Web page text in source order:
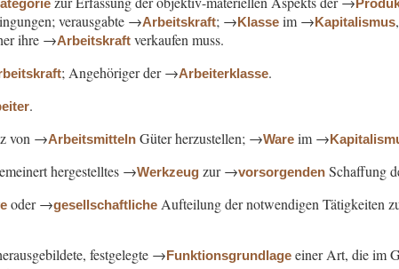
verausgabte →Arbeitskraft; →Klasse im →Kapitalismus
ihre →Arbeitskraft verkaufen muss.
; Angehöriger der →Arbeiterklasse.
.
von →Arbeitsmitteln Güter herzustellen; →Ware im →
hergestelltes →Werkzeug zur →vorsorgenden Schaffung
oder →gesellschaftliche Aufteilung der notwendigen Tätigkeiten
festgelegte →Funktionsgrundlage einer Art, die im